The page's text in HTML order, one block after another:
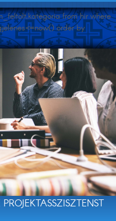
from hir where
order by